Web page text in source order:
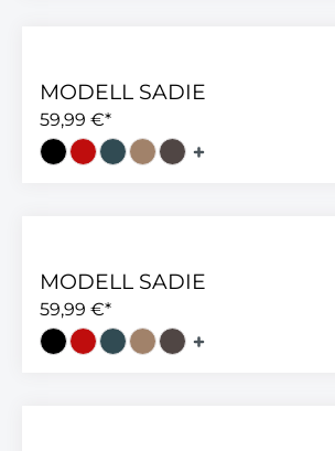
MODELL SADIE
59,99 €*
MODELL SADIE
59,99 €*